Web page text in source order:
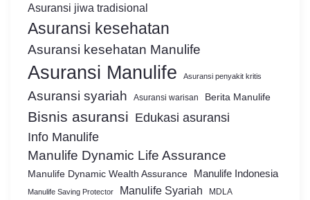
Asuransi jiwa tradisional
Asuransi kesehatan
Asuransi kesehatan Manulife
Asuransi Manulife Asuransi penyakit kritis
Asuransi syariah Asuransi warisan Berita Manulife
Bisnis asuransi Edukasi asuransi
Info Manulife
Manulife Dynamic Life Assurance
Manulife Dynamic Wealth Assurance Manulife Indonesia
Manulife Saving Protector Manulife Syariah MDLA